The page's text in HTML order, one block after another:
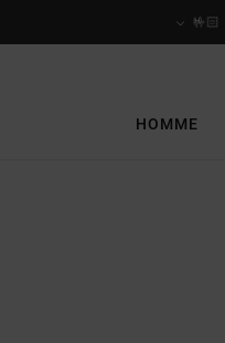
🤟🏻
HOMME